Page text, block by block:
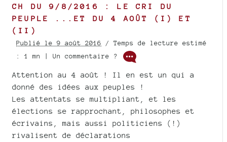
CH DU 9/8/2016 : LE CRI DU
PEUPLE ...ET DU 4 AOÛT (I) ET
(II)
Publié le 9 août 2016 / Temps de lecture estimé
: 1 mn | Un commentaire ?
Attention au 4 août ! Il en est un qui a
donné des idées aux peuples !
Les attentats se multipliant, et les
élections se rapprochant, philosophes et
écrivains, mais aussi politiciens (!)
rivalisent de déclarations